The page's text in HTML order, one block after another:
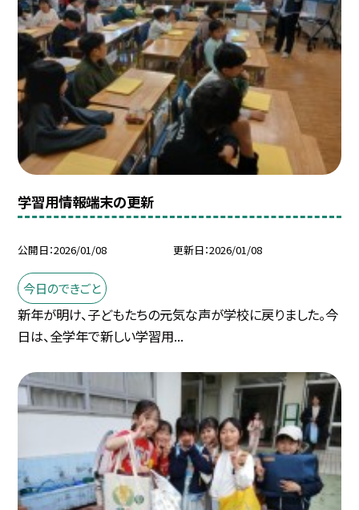
学習用情報端末の更新
公開日 2026/01/08 更新日 2026/01/08
今日のできごと
新年が明け、子どもたちの元気な声が学校に戻りました。今
日は、全学年で新しい学習用...